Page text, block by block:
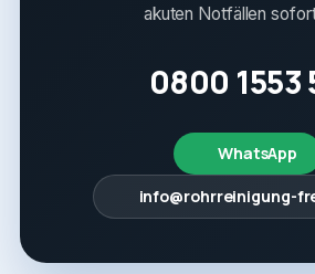
akuten Notfällen
0800 1553
WhatsApp
info@rohrreinigung-